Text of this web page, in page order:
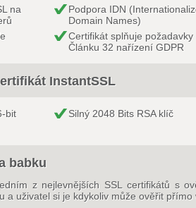
na
Podpora IDN
Domain Names)
Certifikát splňuje požadavky
Článku 32 nařízení GDPR
InstantSSL
bit Silný 2048 Bits RSA klíč
babku
z nejlevnějších SSL certifikátů s
a uživatel si je kdykoliv může ověřit přímo